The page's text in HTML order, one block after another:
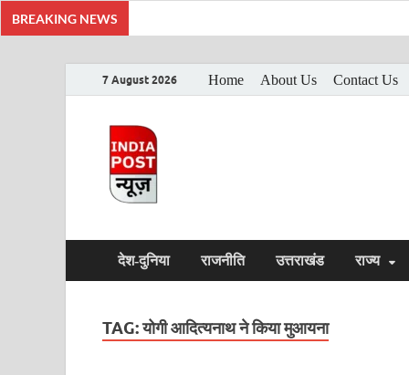
BREAKING NEWS
7 August 2026 Home About Us Contact Us
देश-दुनिया राजनीति उत्तराखंड राज्य
TAG:योगी आदित्यनाथ ने किया मुआयना